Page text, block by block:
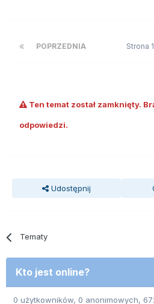
POPRZEDNIA Strona
Ten temat został zamknięty.
odpowiedzi.
Udostępnij
Tematy
Kto jest online?
0 użytkowników, 0 anonimowych,